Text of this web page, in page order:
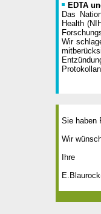
EDTA
Das
Health
Wir
Sie haben
Wir
Ihre